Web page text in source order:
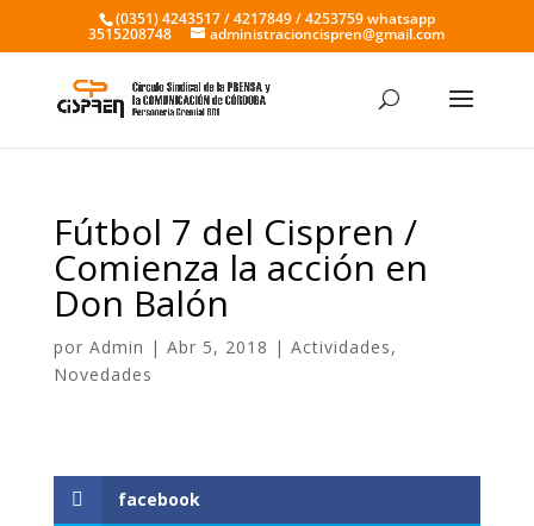
(0351) 4243517 / 4217849 / 4253759 whatsapp
3515208748 administracioncispren@gmail.com
Fútbol 7 del Cispren /
Comienza la acción en
Don Balón
por Admin | Abr 5, 2018 | Actividades,
Novedades
facebook